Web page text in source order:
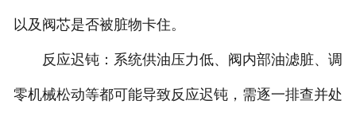
以及阀芯是否被脏物卡住。
反应迟钝：系统供油压力低、阀内部油滤脏、调
零机械松动等都可能导致反应迟钝，需逐一排查并处